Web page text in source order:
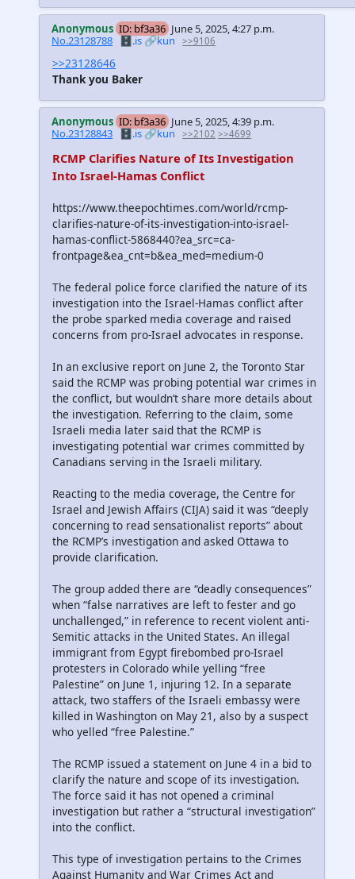
Anonymous ID: bf3a36 June 5, 2025, 4:27 p.m.
No.23128788 🗄️.is🔗kun >>9106
>>23128646
Thank you Baker
Anonymous ID: bf3a36 June 5, 2025, 4:39 p.m.
No.23128843
🗄️.is 🔗kun >>2102 >>4699
RCMP Clarifies Nature of Its Investigation
Into Israel-Hamas Conflict
https://www.theepochtimes.com/world/rcmp-
clarifies-nature-of-its-investigation-into-israel-
hamas-conflict-5868440?ea_src=ca-
frontpage&ea_cnt=b&ea_med=medium-0
The federal police force clarified the nature of its
investigation into the Israel-Hamas conflict after
the probe sparked media coverage and raised
concerns from pro-Israel advocates in response.
In an exclusive report on June 2, the Toronto Star
said the RCMP was probing potential war crimes in
the conflict, but wouldn’t share more details about
the investigation. Referring to the claim, some
Israeli media later said that the RCMP is
investigating potential war crimes committed by
Canadians serving in the Israeli military.
Reacting to the media coverage, the Centre for
Israel and Jewish Affairs (CIJA) said it was “deeply
concerning to read sensationalist reports” about
the RCMP’s investigation and asked Ottawa to
provide clarification.
The group added there are “deadly consequences”
when “false narratives are left to fester and go
unchallenged,” in reference to recent violent anti-
Semitic attacks in the United States. An illegal
immigrant from Egypt firebombed pro-Israel
protesters in Colorado while yelling “free
Palestine” on June 1, injuring 12. In a separate
attack, two staffers of the Israeli embassy were
killed in Washington on May 21, also by a suspect
who yelled “free Palestine.”
The RCMP issued a statement on June 4 in a bid to
clarify the nature and scope of its investigation.
The force said it has not opened a criminal
investigation but rather a “structural investigation”
into the conflict.
This type of investigation pertains to the Crimes
Against Humanity and War Crimes Act and